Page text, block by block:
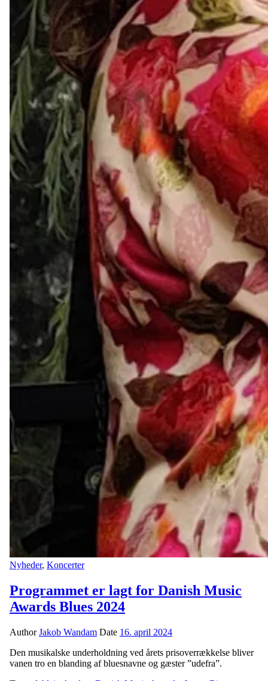
Nyheder, Koncerter
Programmet er lagt for Danish Music
Awards Blues 2024
AuthorJakob Wandam Date 16. april 2024
Den musikalske underholdning ved årets prisoverrækkelse bliver
vanen tro en blanding af bluesnavne og gæster ”udefra”.